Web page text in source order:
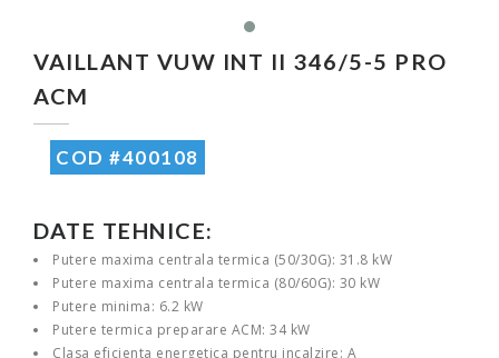
VAILLANT VUW INT II 346/5-5 PRO
ACM
COD #400108
DATE TEHNICE:
Putere maxima centrala termica (50/30G): 31.8 kW
Putere maxima centrala termica (80/60G): 30 kW
Putere minima: 6.2 kW
Putere termica preparare ACM: 34 kW
Clasa eficienta energetica pentru incalzire: A